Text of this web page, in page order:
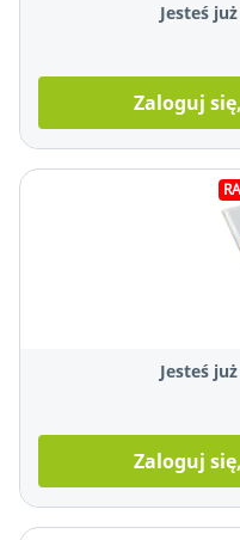
Jesteś
Zaloguj
Jesteś
Zaloguj